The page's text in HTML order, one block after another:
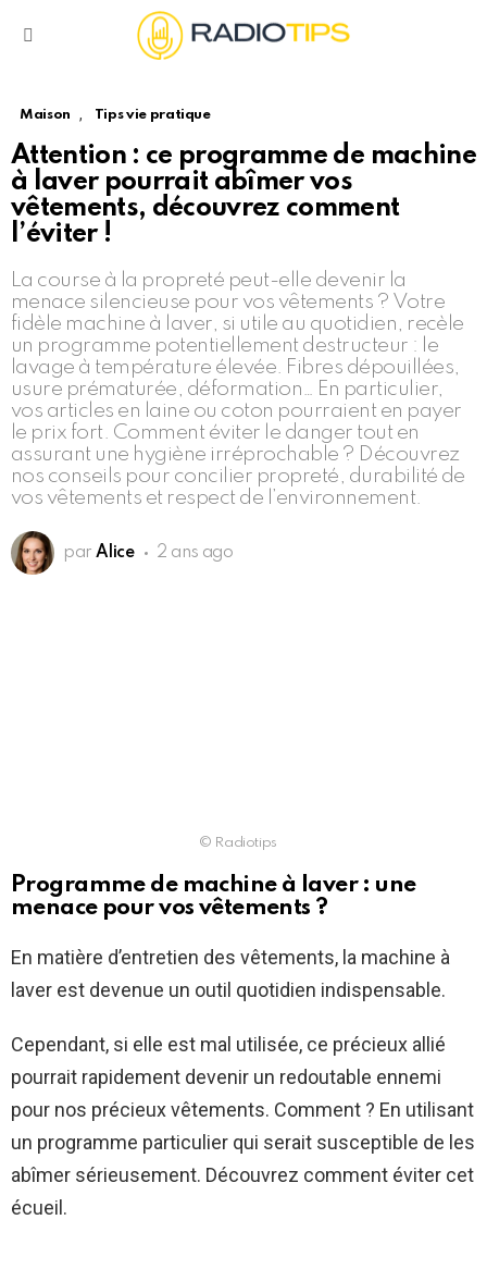
Maison , Tips vie pratique
Attention : ce programme de machine
à laver pourrait abîmer vos
vêtements, découvrez comment
l’éviter !
La course à la propreté peut-elle devenir la
menace silencieuse pour vos vêtements ? Votre
fidèle machine à laver, si utile au quotidien, recèle
un programme potentiellement destructeur : le
lavage à température élevée. Fibres dépouillées,
usure prématurée, déformation… En particulier,
vos articles en laine ou coton pourraient en payer
le prix fort. Comment éviter le danger tout en
assurant une hygiène irréprochable ? Découvrez
nos conseils pour concilier propreté, durabilité de
vos vêtements et respect de l’environnement.
par Alice 2 ans ago
© Radiotips
Programme de machine à laver : une
menace pour vos vêtements ?
En matière d’entretien des vêtements, la machine à
laver est devenue un outil quotidien indispensable.
Cependant, si elle est mal utilisée, ce précieux allié
pourrait rapidement devenir un redoutable ennemi
pour nos précieux vêtements. Comment ? En utilisant
un programme particulier qui serait susceptible de les
abîmer sérieusement. Découvrez comment éviter cet
écueil.